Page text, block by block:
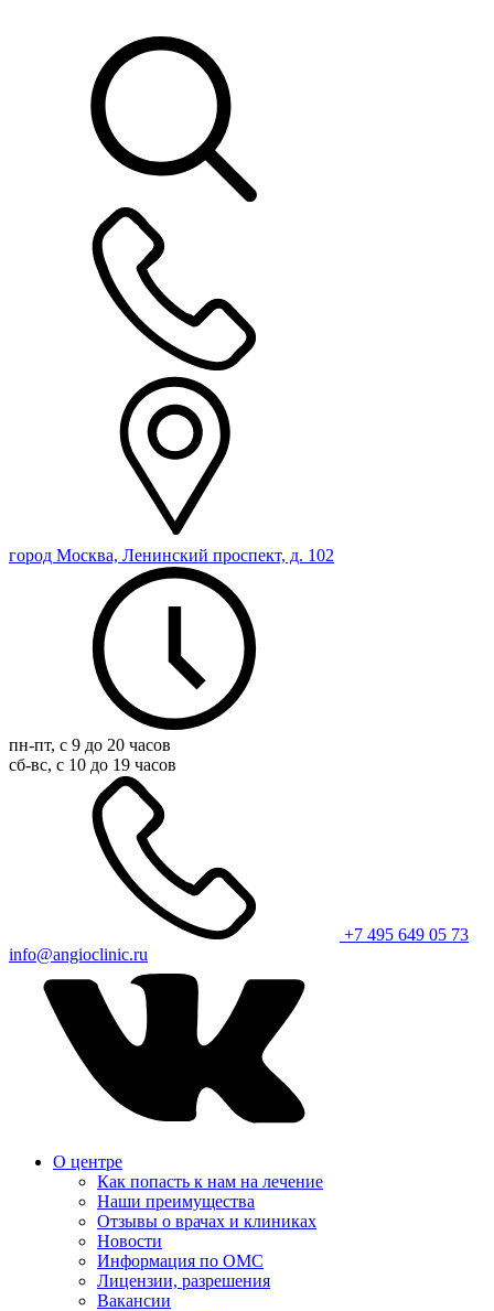
город Москва, Ленинский проспект, д. 102
пн-пт, с 9 до 20 часов
сб-вс, с 10 до 19 часов
+7 495 649 05 73
info@angioclinic.ru
О центре
Как попасть к нам на лечение
Наши преимущества
Отзывы о врачах и клиниках
Новости
Информация по ОМС
Лицензии, разрешения
Вакансии